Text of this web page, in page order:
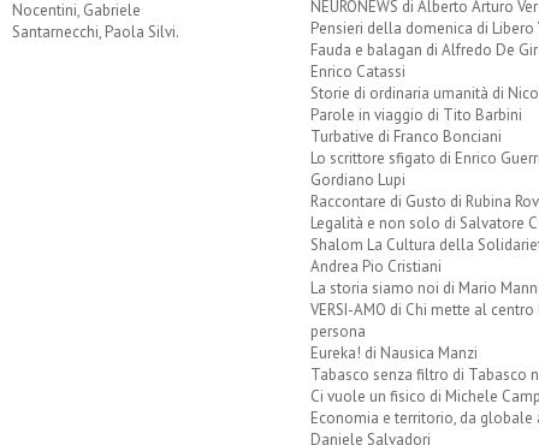
Nocentini, Gabriele
Santarnecchi, Paola Silvi.
NEURONEWS di Alberto Arturo
Pensieri della domenica di Libero
Fauda e balagan di Alfredo De
Enrico Catassi
Storie di ordinaria umanità di
Parole in viaggio di Tito Barbini
Turbative di Franco Bonciani
Lo scrittore sfigato di Enrico
Gordiano Lupi
Raccontare di Gusto di Rubina
Legalità e non solo di Salvatore
Shalom La Cultura della
Andrea Pio Cristiani
La storia siamo noi di Mario
VERSI-AMO di Chi mette al centro
persona
Eureka! di Nausica Manzi
Tabasco senza filtro di Tabasco
Ci vuole un fisico di Michele
Economia e territorio, da globale
Daniele Salvadori